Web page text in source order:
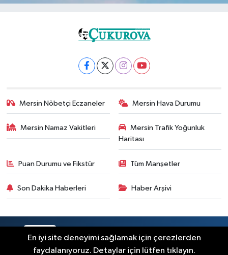
Mersin Nöbetçi Eczaneler Mersin Hava Durumu
Mersin Namaz Vakitleri
Mersin Trafik Yoğunluk
Haritası
Puan Durumu ve Fikstür Tüm Manşetler
Son Dakika Haberleri Haber Arşivi
En iyi site deneyimi sağlamak için çerezlerden
faydalanıyoruz. Detaylar için lütfen tıklayın.